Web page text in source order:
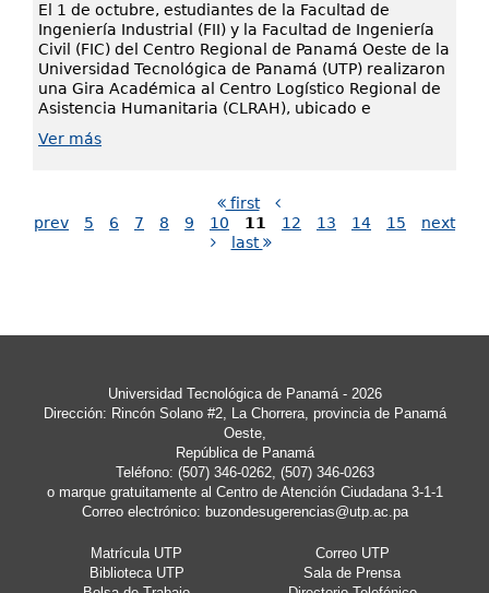
El 1 de octubre, estudiantes de la Facultad de
Ingeniería Industrial (FII) y la Facultad de Ingeniería
Civil (FIC) del Centro Regional de Panamá Oeste de la
Universidad Tecnológica de Panamá (UTP) realizaron
una Gira Académica al Centro Logístico Regional de
Asistencia Humanitaria (CLRAH), ubicado e
Ver más
first
prev
5 6 7 8 9 10 11 12 13 14 15
next
last
Universidad Tecnológica de Panamá - 2026
Dirección: Rincón Solano #2, La Chorrera, provincia de Panamá
Oeste,
República de Panamá
Teléfono: (507) 346-0262, (507) 346-0263
o marque gratuitamente al Centro de Atención Ciudadana 3-1-1
Correo electrónico: buzondesugerencias@utp.ac.pa
Matrícula UTP
Correo UTP
Biblioteca UTP
Sala de Prensa